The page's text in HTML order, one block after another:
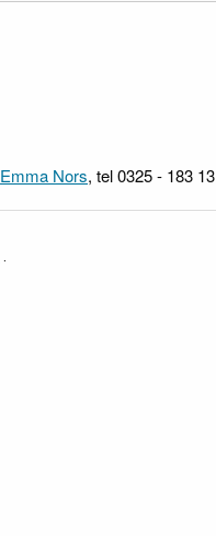
Emma Nors, tel 0325 - 183 13
.